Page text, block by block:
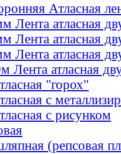
Атласная
Лента атласная
Лента атласная
Лента атласная
Лента атласная
"горох"
с
с рисунком
(репсовая